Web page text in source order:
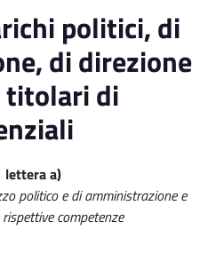
politici, di
di direzione
titolari di
lettera a)
politico e di amministrazione e
competenze